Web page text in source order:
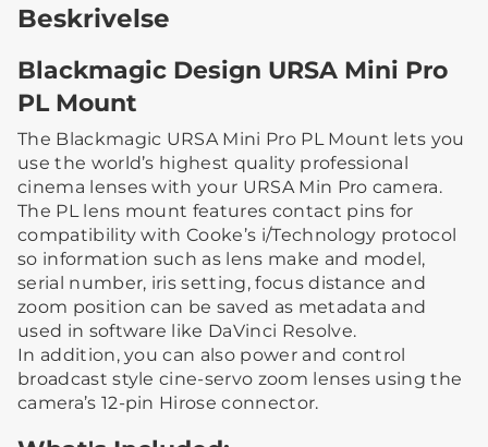
Beskrivelse
Blackmagic Design URSA Mini Pro
PL Mount
The Blackmagic URSA Mini Pro PL Mount lets you
use the world’s highest quality professional
cinema lenses with your URSA Min Pro camera.
The PL lens mount features contact pins for
compatibility with Cooke’s i/Technology protocol
so information such as lens make and model,
serial number, iris setting, focus distance and
zoom position can be saved as metadata and
used in software like DaVinci Resolve.
In addition, you can also power and control
broadcast style cine-servo zoom lenses using the
camera’s 12-pin Hirose connector.